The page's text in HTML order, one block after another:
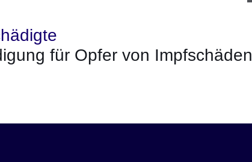
für Opfer von Impfschäden